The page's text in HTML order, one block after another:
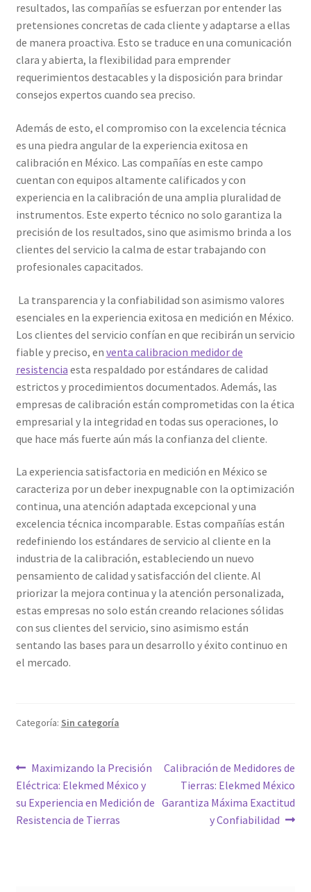
Tienda
Trayectoria de Elekmed México
Visión de Elekmed México
resultados, las compañías se esfuerzan por entender las
pretensiones concretas de cada cliente y adaptarse a ellas
de manera proactiva. Esto se traduce en una comunicación
clara y abierta, la flexibilidad para emprender
requerimientos destacables y la disposición para brindar
consejos expertos cuando sea preciso.
Además de esto, el compromiso con la excelencia técnica
es una piedra angular de la experiencia exitosa en
calibración en México. Las compañías en este campo
cuentan con equipos altamente calificados y con
experiencia en la calibración de una amplia pluralidad de
instrumentos. Este experto técnico no solo garantiza la
precisión de los resultados, sino que asimismo brinda a los
clientes del servicio la calma de estar trabajando con
profesionales capacitados.
La transparencia y la confiabilidad son asimismo valores
esenciales en la experiencia exitosa en medición en México.
Los clientes del servicio confían en que recibirán un servicio
fiable y preciso, en venta calibracion medidor de
resistencia esta respaldado por estándares de calidad
estrictos y procedimientos documentados. Además, las
empresas de calibración están comprometidas con la ética
empresarial y la integridad en todas sus operaciones, lo
que hace más fuerte aún más la confianza del cliente.
La experiencia satisfactoria en medición en México se
caracteriza por un deber inexpugnable con la optimización
continua, una atención adaptada excepcional y una
excelencia técnica incomparable. Estas compañías están
redefiniendo los estándares de servicio al cliente en la
industria de la calibración, estableciendo un nuevo
pensamiento de calidad y satisfacción del cliente. Al
priorizar la mejora continua y la atención personalizada,
estas empresas no solo están creando relaciones sólidas
con sus clientes del servicio, sino asimismo están
sentando las bases para un desarrollo y éxito continuo en
el mercado.
Categoría: Sin categoría
Navegación
de
entradas
Entrada
anterior:
Maximizando la Precisión
Eléctrica: Elekmed México y
su Experiencia en Medición de
Resistencia de Tierras
Siguiente
entrada:
Calibración de Medidores de
Tierras: Elekmed México
Garantiza Máxima Exactitud
y Confiabilidad